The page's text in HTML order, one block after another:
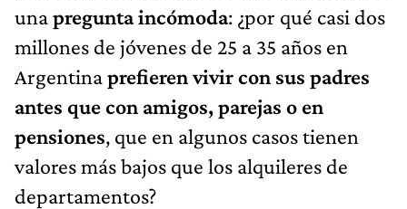
unapregunta incómoda: ¿por qué casi dos
millones de jóvenes de 25 a 35 años en
Argentinaprefieren vivir con sus padres
antes que con amigos, parejas o en
pensiones, que en algunos casos tienen
valores más bajos que los alquileres de
departamentos?